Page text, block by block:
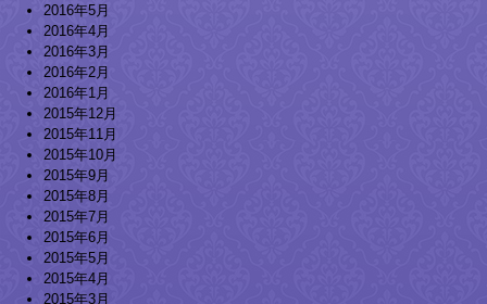
2016年5月
2016年4月
2016年3月
2016年2月
2016年1月
2015年12月
2015年11月
2015年10月
2015年9月
2015年8月
2015年7月
2015年6月
2015年5月
2015年4月
2015年3月